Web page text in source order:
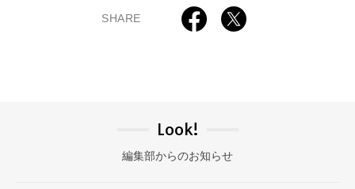
SHARE
Look!
編集部からのお知らせ